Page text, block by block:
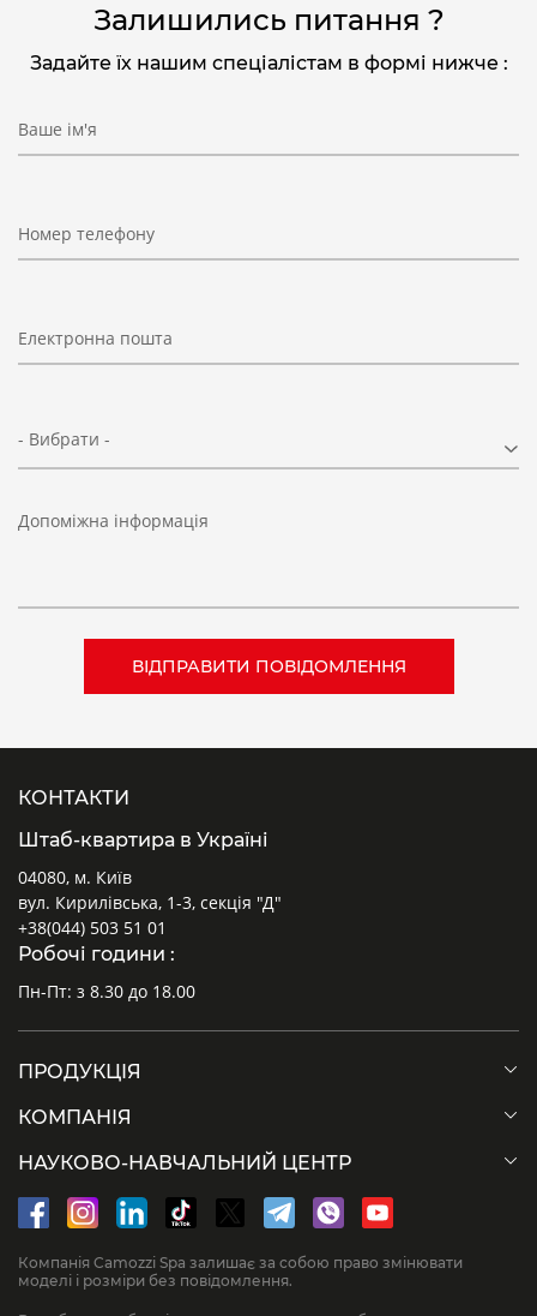
Залишились питання ?
Задайте їх нашим спеціалістам в формі нижче :
Ваше ім'я
Номер телефону
Електронна пошта
- Вибрати -
Допоміжна інформація
КОНТАКТИ
Штаб-квартира в Україні
04080, м. Київ
вул. Кирилівська, 1-3, секція "Д"
+38(044) 503 51 01
Робочі години :
Пн-Пт: з 8.30 до 18.00
ПРОДУКЦІЯ
КОМПАНІЯ
НАУКОВО-НАВЧАЛЬНИЙ ЦЕНТР
Компанія Camozzi Spa залишає за собою право змінювати
моделі і розміри без повідомлення.